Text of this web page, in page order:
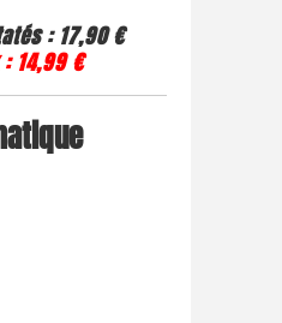
: 17,90 €
14,99 €